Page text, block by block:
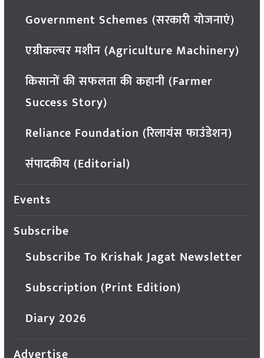
Government Schemes (सरकारी योजनाएं)
एग्रीकल्चर मशीन (Agriculture Machinery)
किसानों की सफलता की कहानी (Farmer
Success Story)
Reliance Foundation (रिलायंस फाउंडेशन)
संपादकीय (Editorial)
Events
Subscribe
Subscribe To Krishak Jagat Newsletter
Subscription (Print Edition)
Diary 2026